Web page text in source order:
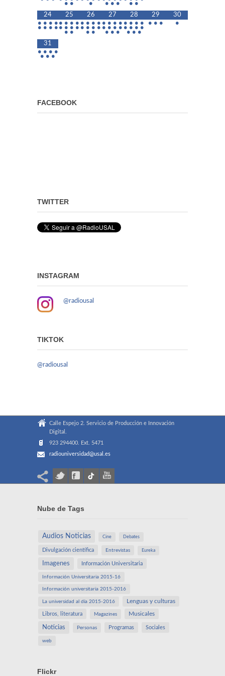
• • • • • • • •
24
• • • •
• • • •
25
• • • •
• • • •
• •
26
• • • •
• • • •
• •
27
• • • •
• • • •
• • •
28
• • • •
• • • •
• • •
29
• • •
30
•
31
• • • •
• • •
FACEBOOK
TWITTER
INSTAGRAM
@radiousal
TIKTOK
@radiousal
Calle Espejo 2. Servicio de Producción e Innovación
Digital.
923 294400. Ext. 5471
radiouniversidad@usal.es
Nube de Tags
Audios Noticias Cine Debates
Divulgación científica Entrevistas Eureka
Imagenes Información Universitaria
Información Universitaria 2015-16
Información universitaria 2015-2016
La universidad al día 2015-2016 Lenguas y culturas
Libros, literatura Magazines Musicales
Noticias Personas Programas Sociales
web
Flickr